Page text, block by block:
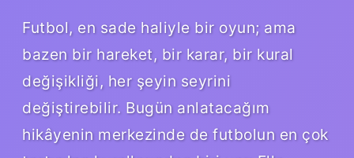
Futbol, en sade haliyle bir oyun; ama
bazen bir hareket, bir karar, bir kural
değişikliği, her şeyin seyrini
değiştirebilir. Bugün anlatacağım
hikâyenin merkezinde de futbolun en çok